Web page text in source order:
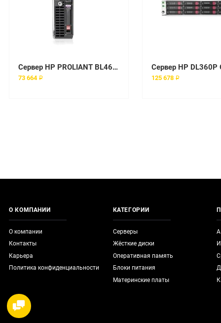
Сервер HP PROLIANT BL460C G7 X5650 1P 6GB-R P410I SERVER [603259-B21]
73 664 ₽ 125 678 ₽
О КОМПАНИИ
О компании
Контакты
Карьера
Политика конфиденциальности
КАТЕГОРИИ
Серверы
Жёсткие диски
Оперативная память
Блоки питания
Материнские платы